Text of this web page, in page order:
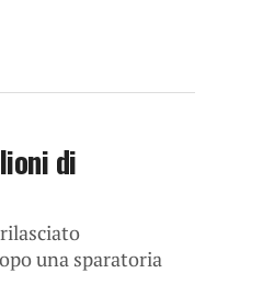
di
una sparatoria